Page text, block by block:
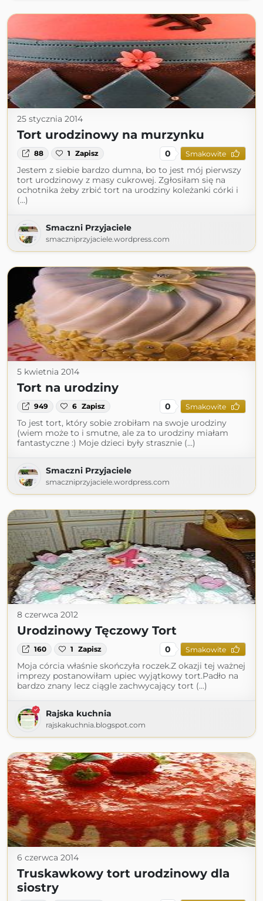
25 stycznia 2014
Tort urodzinowy na murzynku
88 1 Zapisz 0 Smakowite
Jestem z siebie bardzo dumna, bo to jest mój pierwszy
tort urodzinowy z masy cukrowej. Zgłosiłam się na
ochotnika żeby zrbić tort na urodziny koleżanki córki i
(...)
Smaczni Przyjaciele
smaczniprzyjaciele.wordpress.com
5 kwietnia 2014
Tort na urodziny
949 6 Zapisz 0 Smakowite
To jest tort, który sobie zrobiłam na swoje urodziny
(wiem może to i smutne, ale za to urodziny miałam
fantastyczne :) Moje dzieci były strasznie (...)
Smaczni Przyjaciele
smaczniprzyjaciele.wordpress.com
8 czerwca 2012
Urodzinowy Tęczowy Tort
160 1 Zapisz 0 Smakowite
Moja córcia właśnie skończyła roczek.Z okazji tej ważnej
imprezy postanowiłam upiec wyjątkowy tort.Padło na
bardzo znany lecz ciągle zachwycający tort (...)
Rajska kuchnia
rajskakuchnia.blogspot.com
6 czerwca 2014
Truskawkowy tort urodzinowy dla
siostry